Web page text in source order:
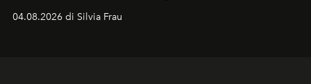
04.08.2026 di Silvia Frau